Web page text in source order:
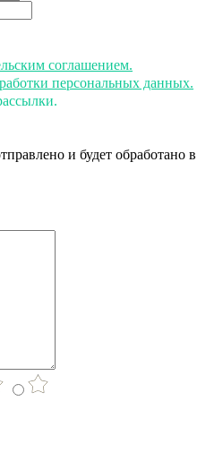
соглашением.
персональных данных.
и будет обработано в